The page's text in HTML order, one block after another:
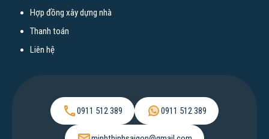
Xây nhà tại Tây Ninh
Xây nhà tại Kiên Giang
Xây nhà tại Bình Dương
Xây nhà tại Vũng Tàu
Xây nhà tại Bình Thuận
Hợp đồng xây dựng nhà
Thanh toán
Liên hệ
0911 512 389 0911 512 389